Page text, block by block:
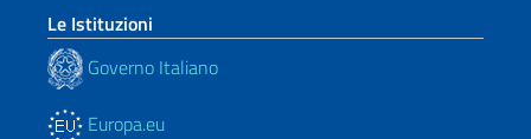
Le Istituzioni
Governo Italiano
Europa.eu